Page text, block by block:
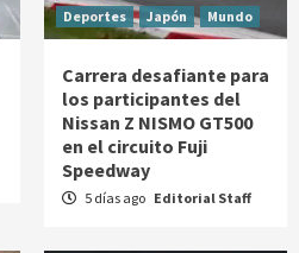
Deportes
Japón Mundo
Carrera desafiante para
los participantes del
Nissan Z NISMO GT500
en el circuito Fuji
Speedway
5 días ago Editorial Staff